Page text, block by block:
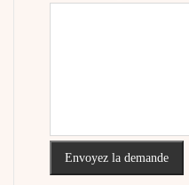
Envoyez la demande